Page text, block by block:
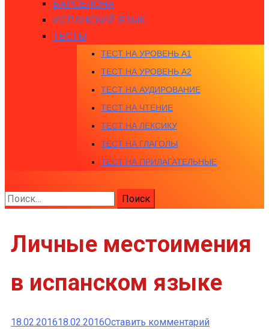
БАРСЕЛОНА
ИСПАНСКИЙ ЯЗЫК
ТЕСТЫ
ТЕСТ НА УРОВЕНЬ A1
ТЕСТ НА УРОВЕНЬ A2
ТЕСТ НА АУДИРОВАНИЕ
ТЕСТ НА ЧТЕНИЕ
ТЕСТ НА ЛЕКСИКУ
ТЕСТ НА ГЛАГОЛЫ
ТЕСТ НА ПРИЛАГАТЕЛЬНЫЕ
Найти:
Личные местоимения
в испанском языке
18.02.201618.02.2016Оставить комментарийк